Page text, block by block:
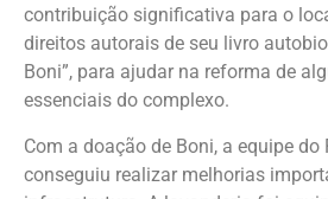
contribuição significativa para o
direitos autorais de seu livro
Boni”, para ajudar na reforma de
essenciais do complexo.
Com a doação de Boni, a equipe
conseguiu realizar melhorias